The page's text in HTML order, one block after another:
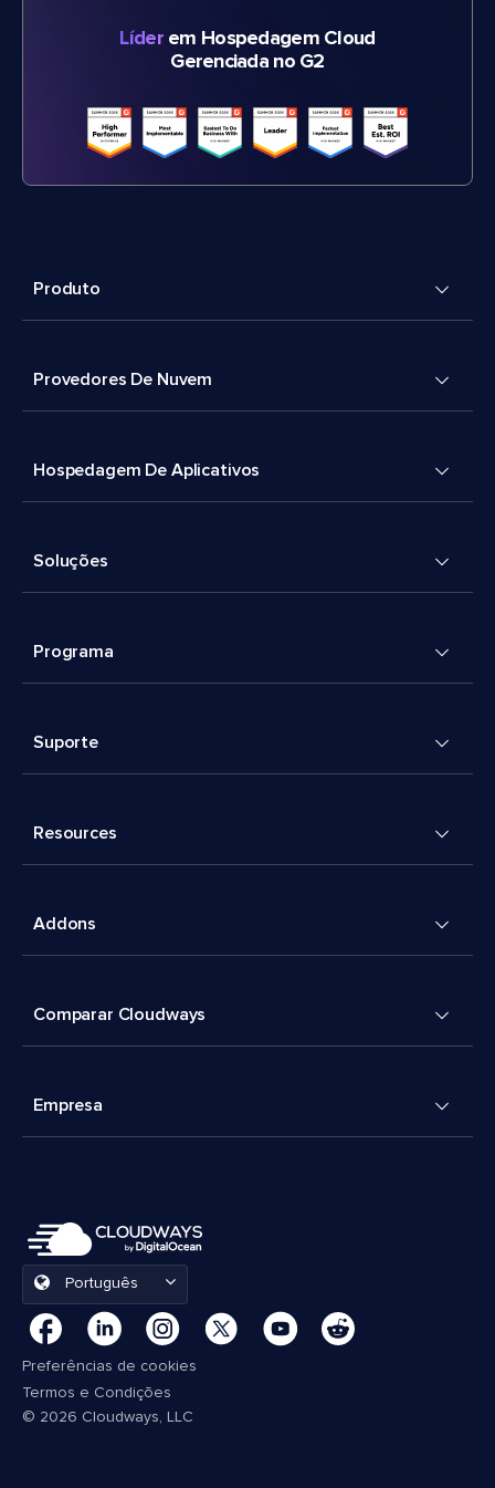
Líderem Hospedagem Cloud
Gerenciada no G2
Produto
Provedores De Nuvem
Hospedagem De Aplicativos
Soluções
Programa
Suporte
Resources
Addons
Comparar Cloudways
Empresa
Português
Preferências de cookies
Termos e Condições
© 2026 Cloudways, LLC